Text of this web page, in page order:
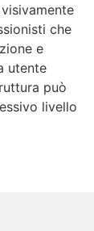
che
e
utente
può
livello